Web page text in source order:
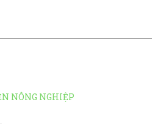
NÔNG NGHIỆP